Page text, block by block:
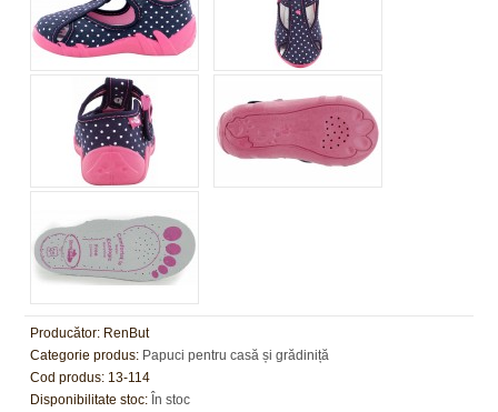
Producător: RenBut
Categorie produs: Papuci pentru casă și grădiniță
Cod produs: 13-114
Disponibilitate stoc: În stoc